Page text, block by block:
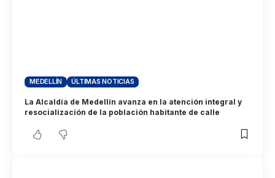
MEDELLÍN ÚLTIMAS NOTICIAS
La Alcaldía de Medellín avanza en la atención integral y
resocialización de la población habitante de calle